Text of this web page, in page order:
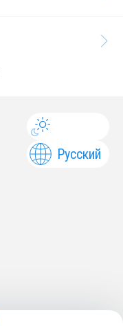
Русский